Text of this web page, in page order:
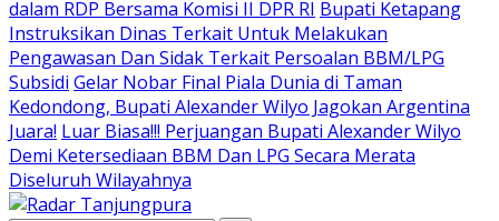
dalam RDP Bersama Komisi II DPR RI Bupati Ketapang
Instruksikan Dinas Terkait Untuk Melakukan
Pengawasan Dan Sidak Terkait Persoalan BBM/LPG
Subsidi Gelar Nobar Final Piala Dunia di Taman
Kedondong, Bupati Alexander Wilyo Jagokan Argentina
Juara! Luar Biasa!!! Perjuangan Bupati Alexander Wilyo
Demi Ketersediaan BBM Dan LPG Secara Merata
Diseluruh Wilayahnya